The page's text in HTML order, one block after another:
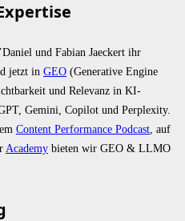
und Fabian Jaeckert ihr
jetzt in GEO (Generative Engine
und Relevanz in KI-
Gemini, Copilot und Perplexity.
Content Performance Podcast , auf
Academy bieten wir GEO & LLMO